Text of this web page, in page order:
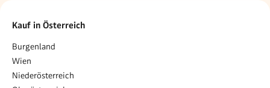
Kauf in Österreich
Burgenland
Wien
Niederösterreich